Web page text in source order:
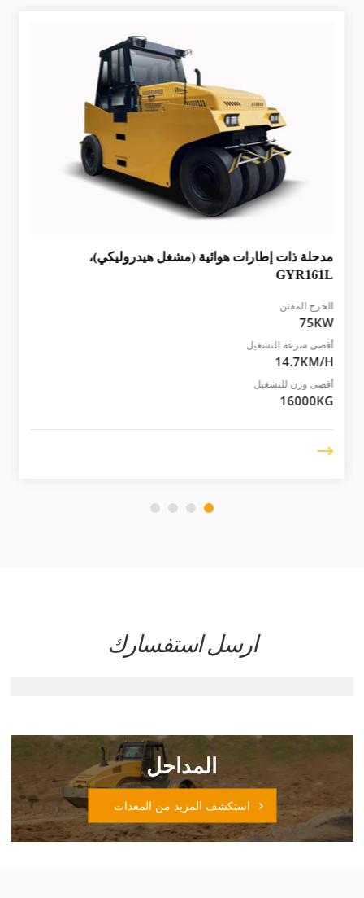
مدحلة ذات إطارات هوائية (مشغل هيدروليكي)،
GYR161L
الخرج المقنن
75KW
أقصى سرعة للتشغيل
14.7KM/H
أقصى وزن للتشغيل
16000KG
ارسل استفسارك
المداحل
استكشف المزيد من المعدات